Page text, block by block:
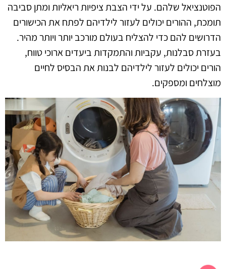
הפוטנציאל שלהם. על ידי הצבת ציפיות ריאליות ומתן סביבה
תומכת, ההורים יכולים לעזור לילדיהם לפתח את הכישורים
הדרושים להם כדי להצליח בעולם מורכב יותר ויותר מהיר.
בעזרת סבלנות, עקביות והתמקדות ביעדים ארוכי טווח,
הורים יכולים לעזור לילדיהם לבנות את הבסיס לחיים
מוצלחים ומספקים.